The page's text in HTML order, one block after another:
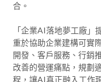
合。
「企業AI落地夢工廠
重於協助企業建構可實
開發、客戶服務、行銷
改善的營運痛點，規劃
程，讓AI真正融入工作